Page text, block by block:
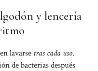
y lencería
lavarse tras cada uso.
de bacterias después